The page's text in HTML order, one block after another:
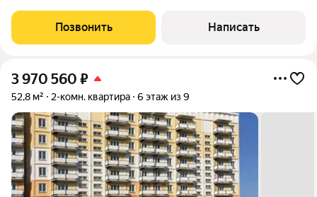
Позвонить Написать
3 970 560 ₽
52,8 м² 2-комн. квартира 6 этаж из 9